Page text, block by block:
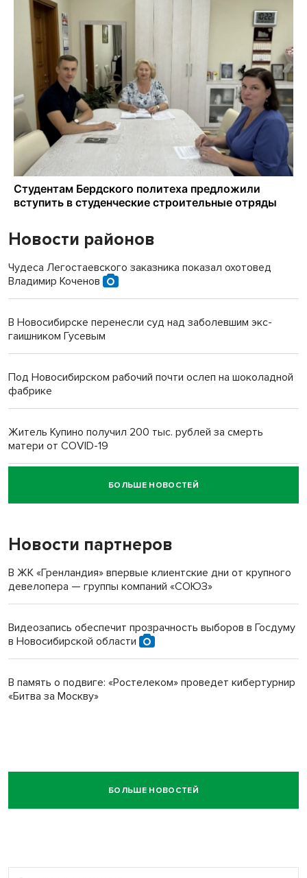
Новости районов
Чудеса Легостаевского заказника показал охотовед
Владимир Коченов
В Новосибирске перенесли суд над заболевшим экс-
гаишником Гусевым
Под Новосибирском рабочий почти ослеп на шоколадной
фабрике
Житель Купино получил 200 тыс. рублей за смерть
матери от COVID-19
Новосибирский суд наказал водителя за смерть
пенсионерки на вокзале
БОЛЬШЕ НОВОСТЕЙ
Новости партнеров
В ЖК «Гренландия» впервые клиентские дни от крупного
девелопера — группы компаний «СОЮЗ»
Видеозапись обеспечит прозрачность выборов в Госдуму
в Новосибирской области
В память о подвиге: «Ростелеком» проведет кибертурнир
«Битва за Москву»
БОЛЬШЕ НОВОСТЕЙ